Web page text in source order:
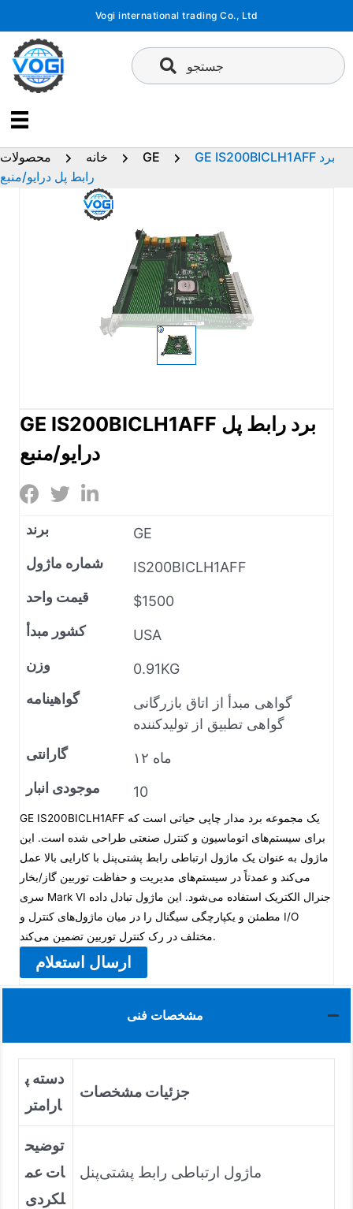
محتوا
Vogi international trading Co., Ltd
جستجو
خانه محصولات GE
GE IS200BICLH1AFF برد
رابط پل درایو/منبع
GE IS200BICLH1AFF برد رابط پل
درایو/منبع
برند
GE
شماره ماژول
IS200BICLH1AFF
قیمت واحد
$1500
کشور مبدأ
USA
وزن
0.91KG
گواهینامه
گواهی مبدأ از اتاق بازرگانی
گواهی تطبیق از تولیدکننده
گارانتی
۱۲ ماه
موجودی انبار
10
GE IS200BICLH1AFF یک مجموعه برد مدار چاپی حیاتی است که
برای سیستم‌های اتوماسیون و کنترل صنعتی طراحی شده است. این
ماژول به عنوان یک ماژول ارتباطی رابط پشتی‌پنل با کارایی بالا عمل
می‌کند و عمدتاً در سیستم‌های مدیریت و حفاظت توربین گاز/بخار
سری Mark VI جنرال الکتریک استفاده می‌شود. این ماژول تبادل داده
مطمئن و یکپارچگی سیگنال را در میان ماژول‌های کنترل و I/O
مختلف در رک کنترل توربین تضمین می‌کند.
ارسال استعلام
مشخصات فنی
دسته پ
ارامتر
جزئیات مشخصات
توضیح
ات عم
لکردی
ماژول ارتباطی رابط پشتی‌پنل